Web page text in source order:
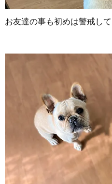
お友達の事も初めは警戒して